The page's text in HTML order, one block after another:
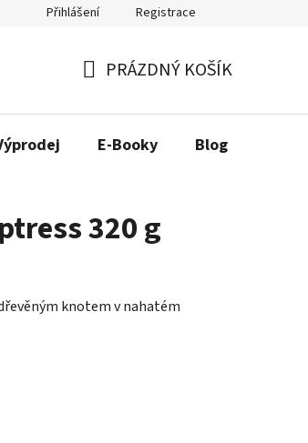
Přihlášení Registrace
KOŠÍK
PRÁZDNÝ KOŠÍK
E-Booky Blog
320 g
knotem v nahatém